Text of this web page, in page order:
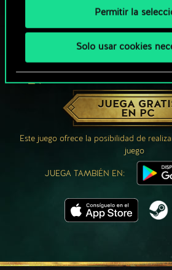
Permitir la
Solo usar cookies
JUEGA
EN PC
Este juego ofrece la posibilidad de
juego
JUEGA TAMBIÉN EN: